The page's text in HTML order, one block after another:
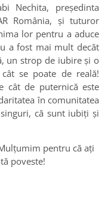
Nechita, președinta
România, și tuturor
lor pentru a aduce
a fost mai mult decât
un strop de iubire și o
se poate de reală!
cât de puternică este
în comunitatea
că sunt iubiți și
pentru că ați
poveste!